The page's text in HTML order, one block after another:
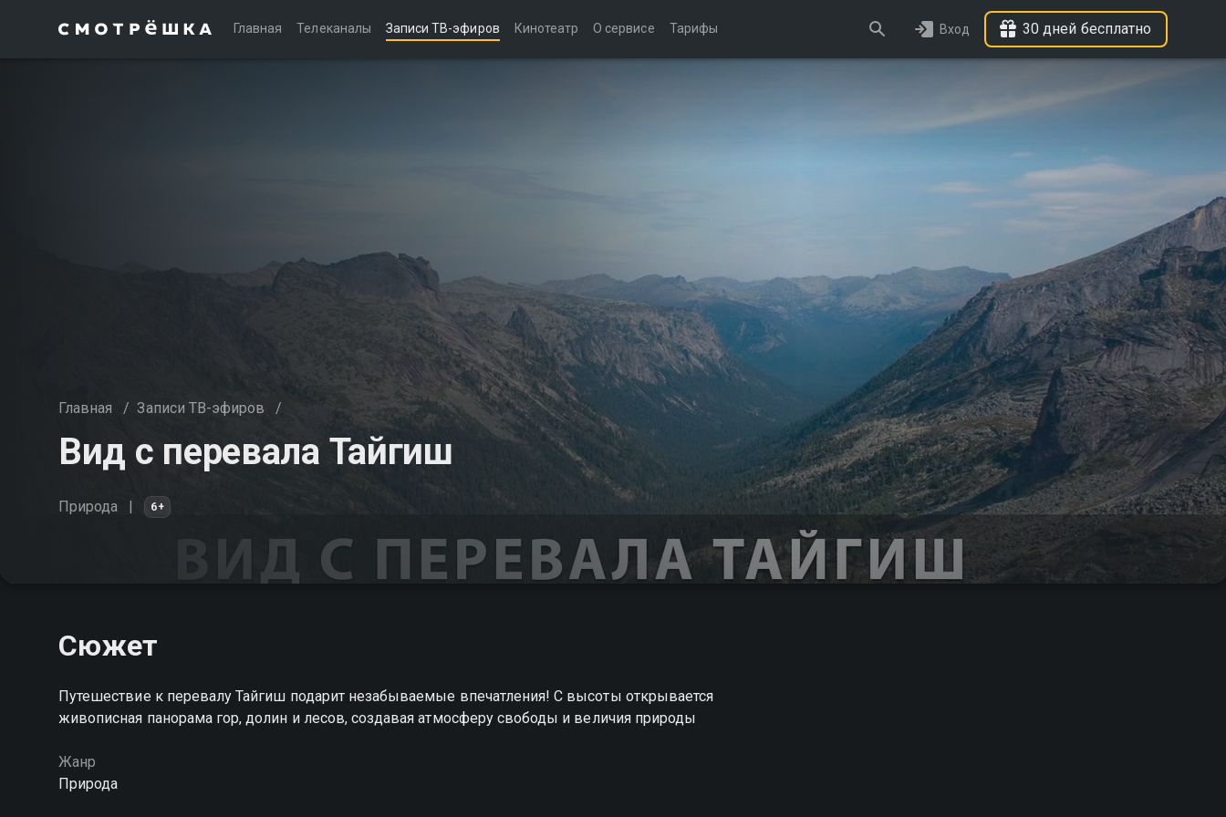
Главная Телеканалы Записи ТВ-эфиров Кинотеатр О сервисе Тарифы Вход 30 дней бесплатно
Главная / Записи ТВ-эфиров /
Вид с перевала Тайгиш
Природа 6+
Сюжет
Путешествие к перевалу Тайгиш подарит незабываемые впечатления! С высоты открывается
живописная панорама гор, долин и лесов, создавая атмосферу свободы и величия природы
Жанр
Природа